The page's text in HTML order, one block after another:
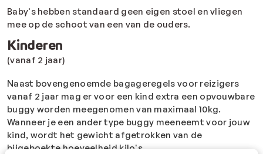
Baby's hebben standaard geen eigen stoel en vliegen
mee op de schoot van een van de ouders.
Kinderen
(vanaf 2 jaar)
Naast bovengenoemde bagageregels voor reizigers
vanaf 2 jaar mag er voor een kind extra een opvouwbare
buggy worden meegenomen van maximaal 10kg.
Wanneer je een ander type buggy meeneemt voor jouw
kind, wordt het gewicht afgetrokken van de
bijgeboekte hoeveelheid kilo's.